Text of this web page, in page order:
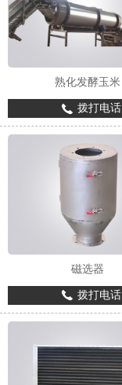
熟化发酵玉米
拨打电话
磁选器
拨打电话